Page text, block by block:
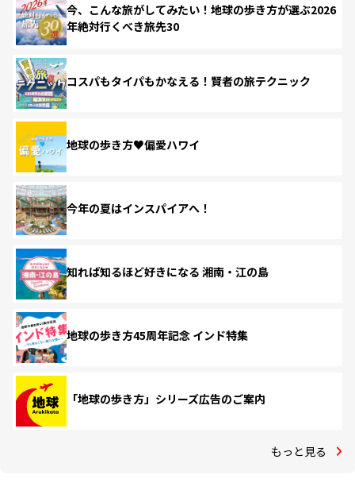
今、こんな旅がしてみたい！地球の歩き方が選ぶ2026
年絶対行くべき旅先30
コスパもタイパもかなえる！賢者の旅テクニック
地球の歩き方♥偏愛ハワイ
今年の夏はインスパイアへ！
知れば知るほど好きになる 湘南・江の島
地球の歩き方45周年記念 インド特集
「地球の歩き方」シリーズ広告のご案内
もっと見る